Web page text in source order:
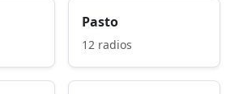
Pasto
12 radios